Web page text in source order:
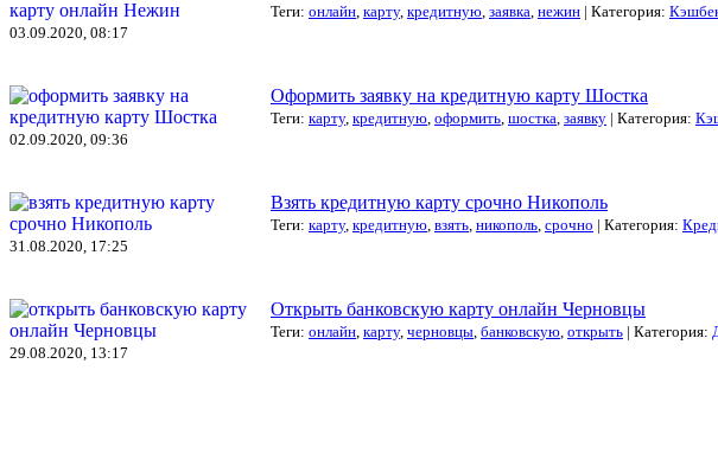
Теги: онлайн карту, кредитную заявка нежин | Категория:
03.09.2020, 08:17
Оформить заявку на кредитную карту Шостка
Теги: карту, кредитную оформить шостка заявку | Категория:
02.09.2020, 09:36
Взять кредитную карту срочно Никополь
Теги: карту, кредитную взять никополь срочно | Категория:
31.08.2020, 17:25
Открыть банковскую карту онлайн Черновцы
Теги: онлайн карту, черновцы банковскую открыть | Категория:
29.08.2020, 13:17